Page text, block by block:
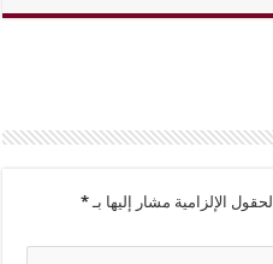
الحقول الإلزامية مشار إليها بـ*